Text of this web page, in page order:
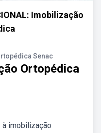
Imobilização
Senac
Ortopédica
à imobilização